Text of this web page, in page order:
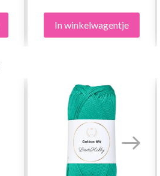
In winkelwagentje